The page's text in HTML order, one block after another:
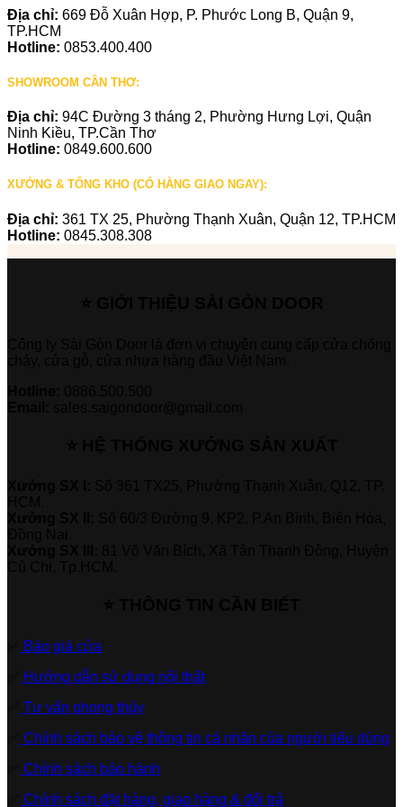
Địa chỉ: 669 Đỗ Xuân Hợp, P. Phước Long B, Quận 9,
TP.HCM
Hotline: 0853.400.400
SHOWROOM CẦN THƠ:
Địa chỉ: 94C Đường 3 tháng 2, Phường Hưng Lợi, Quận
Ninh Kiều, TP.Cần Thơ
Hotline: 0849.600.600
XƯỞNG & TỔNG KHO (CÓ HÀNG GIAO NGAY):
Địa chỉ: 361 TX 25, Phường Thạnh Xuân, Quận 12, TP.HCM
Hotline: 0845.308.308
Báo giá cửa
Hướng dẫn sử dụng nội thất
Tư vấn phong thủy
Chính sách bảo vệ thông tin cá nhân của người tiêu dùng
Chính sách bảo hành
Chính sách đặt hàng, giao hàng & đổi trả